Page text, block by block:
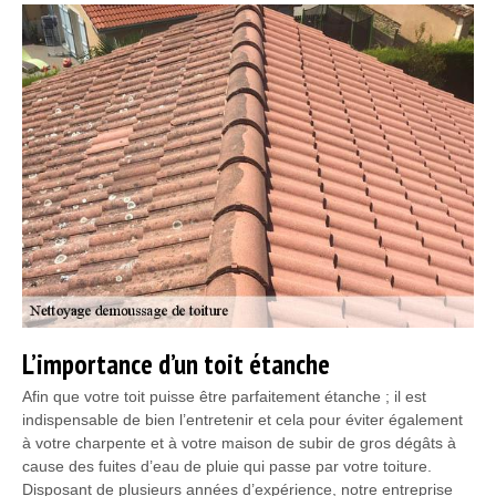
L’importance d’un toit étanche
Afin que votre toit puisse être parfaitement étanche ; il est
indispensable de bien l’entretenir et cela pour éviter également
à votre charpente et à votre maison de subir de gros dégâts à
cause des fuites d’eau de pluie qui passe par votre toiture.
Disposant de plusieurs années d’expérience, notre entreprise